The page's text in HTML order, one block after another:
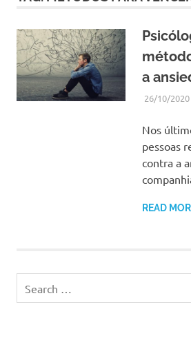
–
Brasil
a
26/10/2020
Nos
pessoas
contra a
READ
for: